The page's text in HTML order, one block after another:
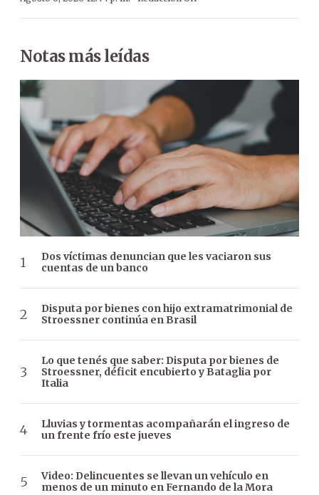
Notas más leídas
Dos víctimas denuncian que les vaciaron sus
cuentas de un banco
Disputa por bienes con hijo extramatrimonial de
Stroessner continúa en Brasil
Lo que tenés que saber: Disputa por bienes de
Stroessner, déficit encubierto y Bataglia por
Italia
Lluvias y tormentas acompañarán el ingreso de
un frente frío este jueves
Video: Delincuentes se llevan un vehículo en
menos de un minuto en Fernando de la Mora